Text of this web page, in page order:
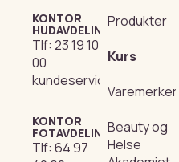
KONTOR
HUDAVDELING
Tlf: 23 19 10
00
KONTOR
FOTAVDELING
Tlf: 64 97
Produkter
Kurs
Varemerker
Beauty og
Helse